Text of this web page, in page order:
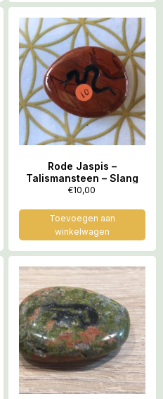
Rode Jaspis –
Talismansteen – Slang
€10,00
Toevoegen aan
winkelwagen